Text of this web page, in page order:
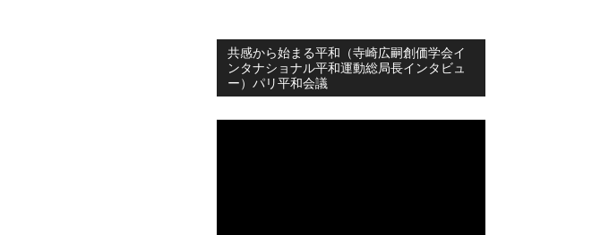
共感から始まる平和（寺崎広嗣創価学会イ
ンタナショナル平和運動総局長インタビュ
ー）パリ平和会議